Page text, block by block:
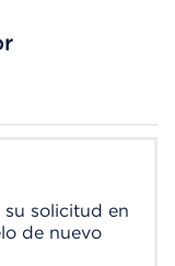
solicitud en
de nuevo